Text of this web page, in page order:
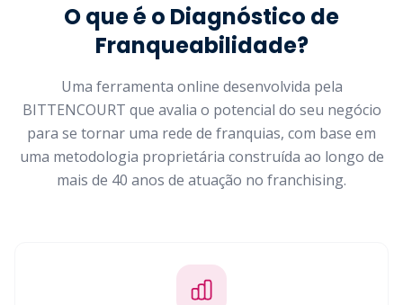
O que é o Diagnóstico de
Franqueabilidade?
Uma ferramenta online desenvolvida pela
BITTENCOURT que avalia o potencial do seu negócio
para se tornar uma rede de franquias, com base em
uma metodologia proprietária construída ao longo de
mais de 40 anos de atuação no franchising.